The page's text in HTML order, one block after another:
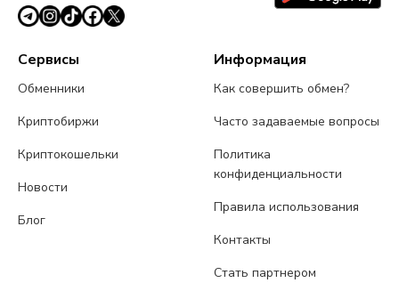
Сервисы
Обменники
Криптобиржи
Криптокошельки
Новости
Блог
Информация
Как совершить обмен?
Часто задаваемые вопросы
Политика
конфиденциальности
Правила использования
Контакты
Стать партнером